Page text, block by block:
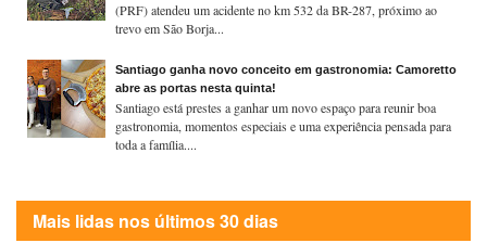
(PRF) atendeu um acidente no km 532 da BR-287, próximo ao
trevo em São Borja...
Santiago ganha novo conceito em gastronomia: Camoretto
abre as portas nesta quinta!
Santiago está prestes a ganhar um novo espaço para reunir boa
gastronomia, momentos especiais e uma experiência pensada para
toda a família....
Mais lidas nos últimos 30 dias